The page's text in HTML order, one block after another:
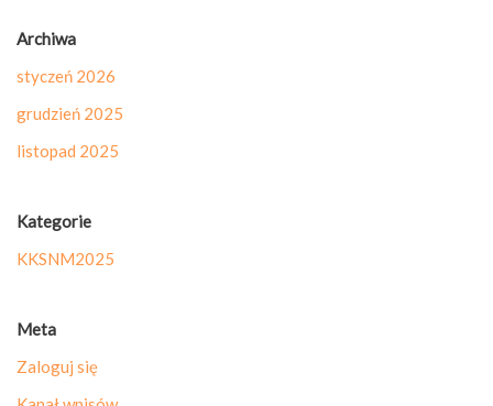
Archiwa
styczeń 2026
grudzień 2025
listopad 2025
Kategorie
KKSNM2025
Meta
Zaloguj się